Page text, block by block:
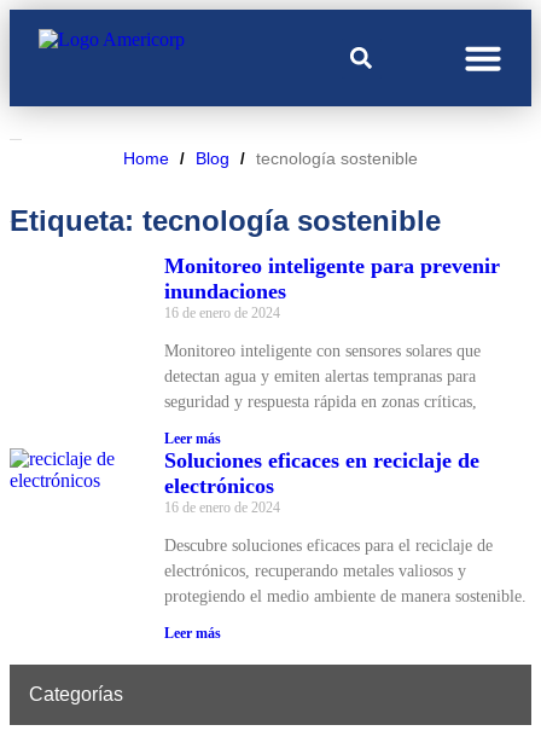
Home / Blog / tecnología sostenible
Etiqueta: tecnología sostenible
Monitoreo inteligente para prevenir
inundaciones
16 de enero de 2024
Monitoreo inteligente con sensores solares que
detectan agua y emiten alertas tempranas para
seguridad y respuesta rápida en zonas críticas,
Leer más
Soluciones eficaces en reciclaje de
electrónicos
16 de enero de 2024
Descubre soluciones eficaces para el reciclaje de
electrónicos, recuperando metales valiosos y
protegiendo el medio ambiente de manera sostenible.
Leer más
Categorías